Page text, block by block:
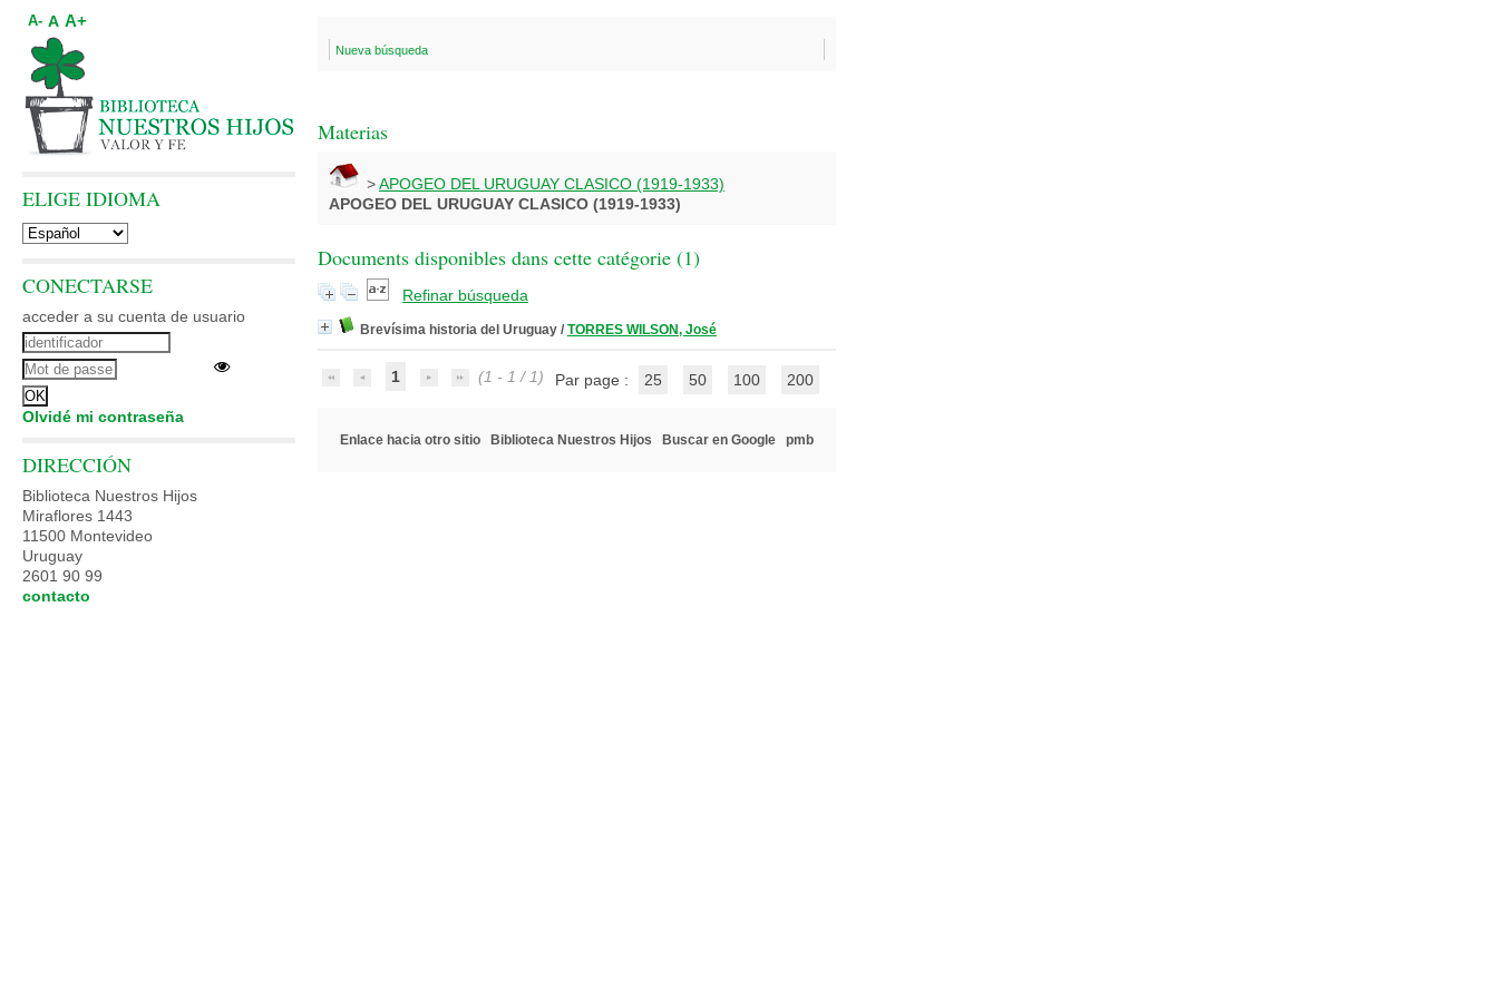
Nueva búsqueda
Materias
>APOGEO DEL URUGUAY CLASICO (1919-1933)
APOGEO DEL URUGUAY CLASICO (1919-1933)
Documents disponibles dans cette catégorie (1)
Refinar búsqueda
Brevísima historia del Uruguay / TORRES WILSON, José
1 (1 - 1 / 1) Par page : 25 50 100 200
Enlace hacia otro sitio Biblioteca Nuestros Hijos Buscar en Google pmb
A- A A+
ELIGE IDIOMA
CONECTARSE
acceder a su cuenta de usuario
Olvidé mi contraseña
DIRECCIÓN
Biblioteca Nuestros Hijos
Miraflores 1443
11500 Montevideo
Uruguay
2601 90 99
contacto